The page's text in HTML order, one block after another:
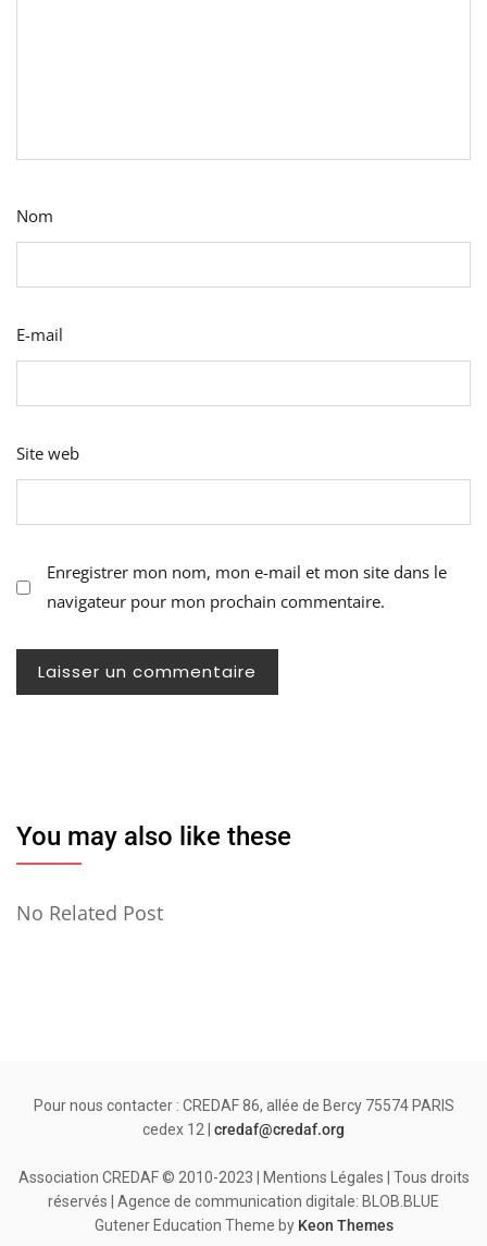
Nom
E-mail
Site web
Enregistrer mon nom, mon e-mail et mon site dans le
navigateur pour mon prochain commentaire.
You may also like these
No Related Post
Pour nous contacter : CREDAF 86, allée de Bercy 75574 PARIS
cedex 12 | credaf@credaf.org
Association CREDAF © 2010-2023 | Mentions Légales | Tous droits
réservés | Agence de communication digitale: BLOB.BLUE
Gutener Education Theme by Keon Themes